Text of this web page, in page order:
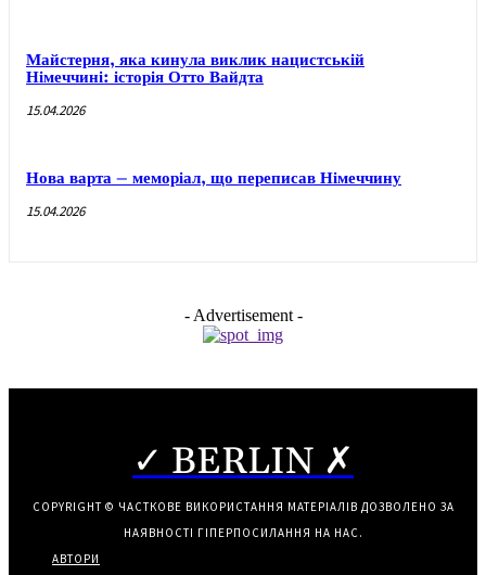
Майстерня, яка кинула виклик нацистській
Німеччині: історія Отто Вайдта
15.04.2026
Нова варта – меморіал, що переписав Німеччину
15.04.2026
- Advertisement -
✓ BERLIN ✗
COPYRIGHT © ЧАСТКОВЕ ВИКОРИСТАННЯ МАТЕРІАЛІВ ДОЗВОЛЕНО ЗА
НАЯВНОСТІ ГІПЕРПОСИЛАННЯ НА НАС.
АВТОРИ